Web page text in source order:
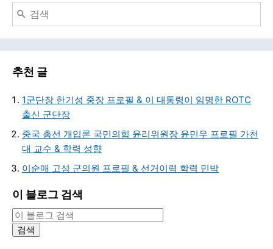
추천 글
1군단장 한기성 중장 프로필 & 이 대통령이 임명한 ROTC
출신 군단장
중국 총선 개입론 국민의힘 윤리위원장 윤민우 프로필 가천
대 교수 & 학력 성향
이순매 고성 군의원 프로필 & 선거이력 학력 민박
이 블로그 검색